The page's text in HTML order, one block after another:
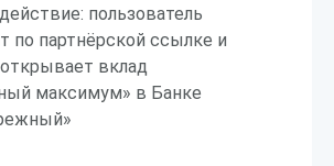
пользователь
по партнёрской ссылке и
вклад
максимум» в Банке